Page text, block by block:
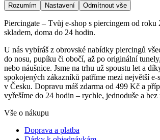
Rozumím Nastavení Odmítnout vše
Piercingate – Tvůj e-shop s piercingem od roku
skladem, doma do 24 hodin.
U nás vybíráš z obrovské nabídky piercingů
do nosu, pupíku či obočí, až po originální
nebo náušnice. Jsme na trhu už spoustu let a
spokojených zákazníků patříme mezi největší e-
v Česku. Dopravu máš zdarma od 499 Kč a
vyřešíme do 24 hodin – rychle, jednoduše a bez
Vše o nákupu
Doprava a platba